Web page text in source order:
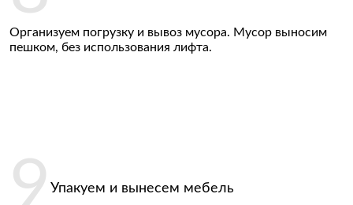
Организуем погрузку и вывоз мусора. Мусор выносим
пешком, без использования лифта.
Упакуем и вынесем мебель